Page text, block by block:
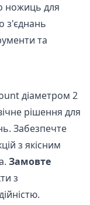
ножиць для
з'єднань
та
діаметром 2
рішення для
Забезпечте
з якісним
Замовте
з